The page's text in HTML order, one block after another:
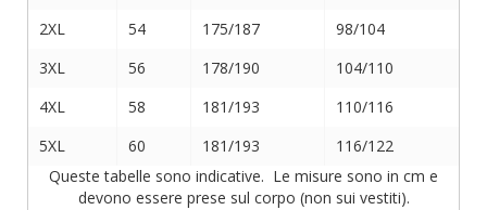
2XL
54 175/187
98/104
3XL
56 178/190
104/110
4XL
58 181/193
110/116
5XL
60 181/193
116/122
Queste tabelle sono indicative. Le misure sono in cm e
devono essere prese sul corpo (non sui vestiti).